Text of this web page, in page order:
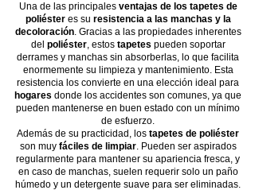
Una de las principales ventajas de los tapetes de
poliésteres su resistencia a las manchas y la
decoloración. Gracias a las propiedades inherentes
del poliéster, estos tapetes pueden soportar
derrames y manchas sin absorberlas, lo que facilita
enormemente su limpieza y mantenimiento. Esta
resistencia los convierte en una elección ideal para
hogares donde los accidentes son comunes, ya que
pueden mantenerse en buen estado con un mínimo
de esfuerzo.
Además de su practicidad, los tapetes de poliéster
son muy fáciles de limpiar. Pueden ser aspirados
regularmente para mantener su apariencia fresca, y
en caso de manchas, suelen requerir solo un paño
húmedo y un detergente suave para ser eliminadas.